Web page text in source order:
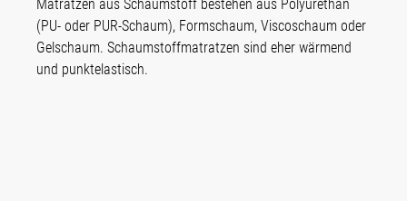
Matratzen aus Schaumstoff bestehen aus Polyurethan
(PU- oder PUR-Schaum), Formschaum, Viscoschaum oder
Gelschaum. Schaumstoffmatratzen sind eher wärmend
und punktelastisch.